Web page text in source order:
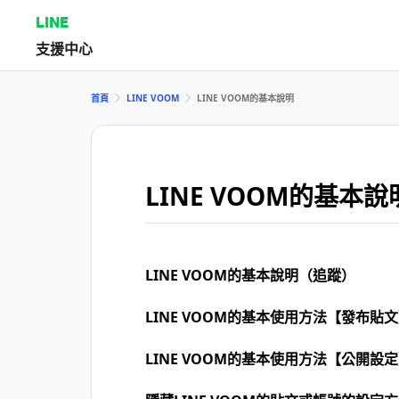
LINE
支援中心
首頁 LINE VOOM LINE VOOM的基本說明
LINE VOOM的基本說
LINE VOOM的基本說明（追蹤）
LINE VOOM的基本使用方法【發布貼文
LINE VOOM的基本使用方法【公開設定